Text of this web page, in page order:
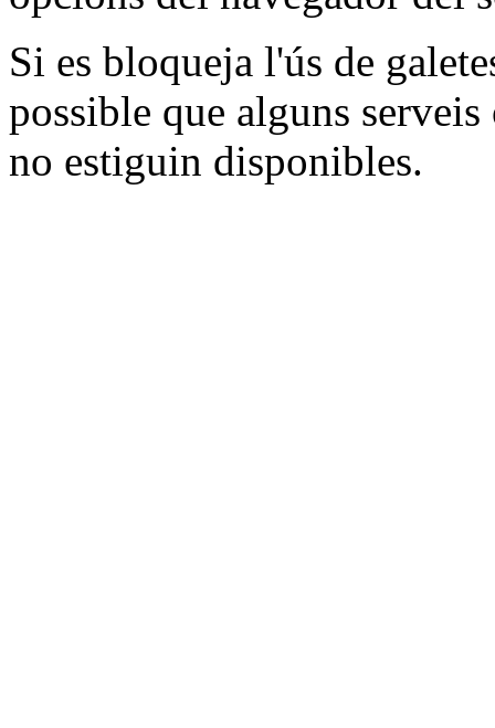
Si es bloqueja l'ús de
possible que alguns
no estiguin disponibles.